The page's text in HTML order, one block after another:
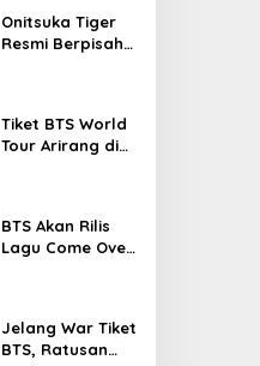
Onitsuka Tiger
Resmi Berpisah
Tiket BTS World
Tour Arirang di
BTS Akan Rilis
Lagu Come Over
Jelang War Tiket
BTS, Ratusan